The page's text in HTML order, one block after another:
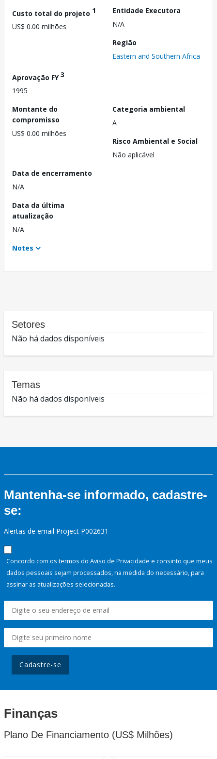
Custo total do projeto 1
US$ 0.00 milhões
Entidade Executora
N/A
Região
Eastern and Southern Africa
Aprovação FY3
1995
Montante do
compromisso
US$ 0.00 milhões
Categoria ambiental
A
Risco Ambiental e Social
Não aplicável
Data de encerramento
N/A
Data da última
atualização
N/A
Notes
Setores
Não há dados disponíveis
Temas
Não há dados disponíveis
Mantenha-se informado, cadastre-
se:
Alertas de email Project P002631
Concordo com os termos do Aviso de Privacidade e consinto que meus
dados pessoais sejam processados, na medida do necessário, para
assinar as atualizações selecionadas.
Cadastre-se
Finanças
Plano De Financiamento (US$ Milhões)